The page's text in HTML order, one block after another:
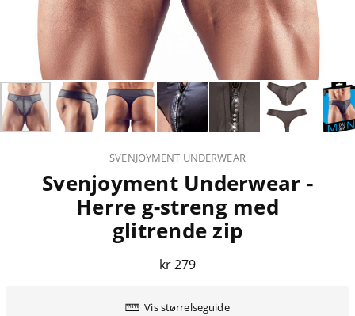
SVENJOYMENT UNDERWEAR
Svenjoyment Underwear -
Herre g-streng med
glitrende zip
kr 279
Vis størrelseguide